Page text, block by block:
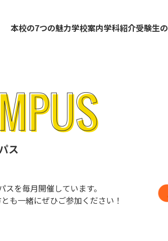
本校の7つの魅力学校案内学科紹介受験生
ス
を毎月開催しています。
も一緒にぜひご参加ください！